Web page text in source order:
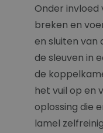
Onder
breken en
en sluiten van
de sleuven in
de
het vuil op en
oplossing die
lamel